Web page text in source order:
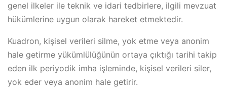
genel ilkeler ile teknik ve idari tedbirlere, ilgili mevzuat
hükümlerine uygun olarak hareket etmektedir.
Kuadron, kişisel verileri silme, yok etme veya anonim
hale getirme yükümlülüğünün ortaya çıktığı tarihi takip
eden ilk periyodik imha işleminde, kişisel verileri siler,
yok eder veya anonim hale getirir.